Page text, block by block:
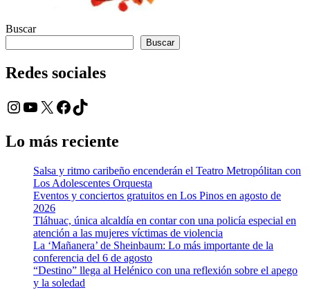
Buscar
Buscar
Redes sociales
Instagram
YouTube
X Facebook
TikTok
Lo más reciente
Salsa y ritmo caribeño encenderán el Teatro Metropólitan con
Los Adolescentes Orquesta
Eventos y conciertos gratuitos en Los Pinos en agosto de
2026
Tláhuac, única alcaldía en contar con una policía especial en
atención a las mujeres víctimas de violencia
La ‘Mañanera’ de Sheinbaum: Lo más importante de la
conferencia del 6 de agosto
“Destino” llega al Helénico con una reflexión sobre el apego
y la soledad